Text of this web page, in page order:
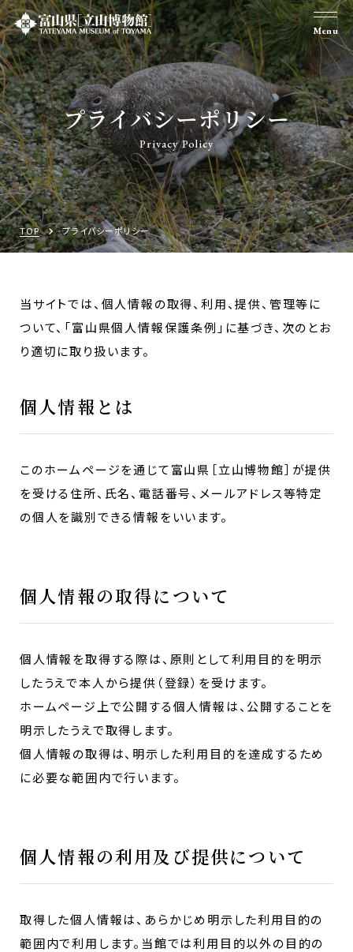
Menu
プライバシーポリシー
Privacy Policy
TOP プライバシーポリシー
当サイトでは、個人情報の取得、利用、提供、管理等に
ついて、「富山県個人情報保護条例」に基づき、次のとお
り適切に取り扱います。
個人情報とは
このホームページを通じて富山県［立山博物館］が提供
を受ける住所、氏名、電話番号、メールアドレス等特定
の個人を識別できる情報をいいます。
個人情報の取得について
個人情報を取得する際は、原則として利用目的を明示
したうえで本人から提供（登録）を受けます。
ホームページ上で公開する個人情報は、公開することを
明示したうえで取得します。
個人情報の取得は、明示した利用目的を達成するため
に必要な範囲内で行います。
個人情報の利用及び提供について
取得した個人情報は、あらかじめ明示した利用目的の
範囲内で利用します。当館では利用目的以外の目的の